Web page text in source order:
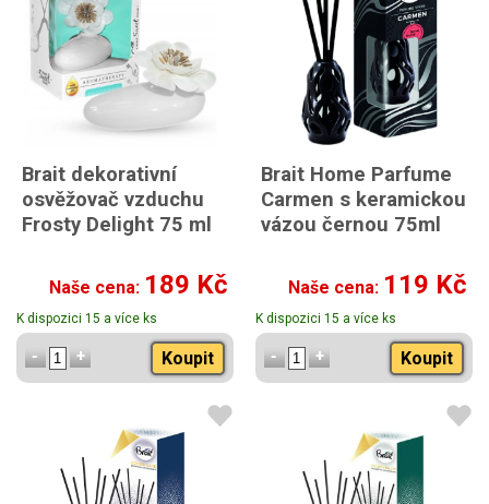
Brait dekorativní
osvěžovač vzduchu
Frosty Delight 75 ml
Naše cena: 189 Kč
K dispozici 15 a více ks
Koupit
Brait Home Parfume
Carmen s keramickou
vázou černou 75ml
Naše cena: 119 Kč
K dispozici 15 a více ks
Koupit